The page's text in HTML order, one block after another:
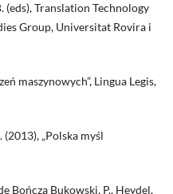
(eds), Translation Technology
Group, Universitat Rovira i
maszynowych”, Lingua Legis,
„Polska myśl
Bończa Bukowski, P., Heydel,